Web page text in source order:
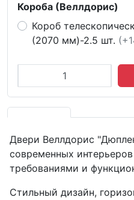
Короба (Веллдорис)
Короб
(2070 мм)-2.5 шт.
Двери Веллдорис
современных
требованиями и
Стильный дизайн,